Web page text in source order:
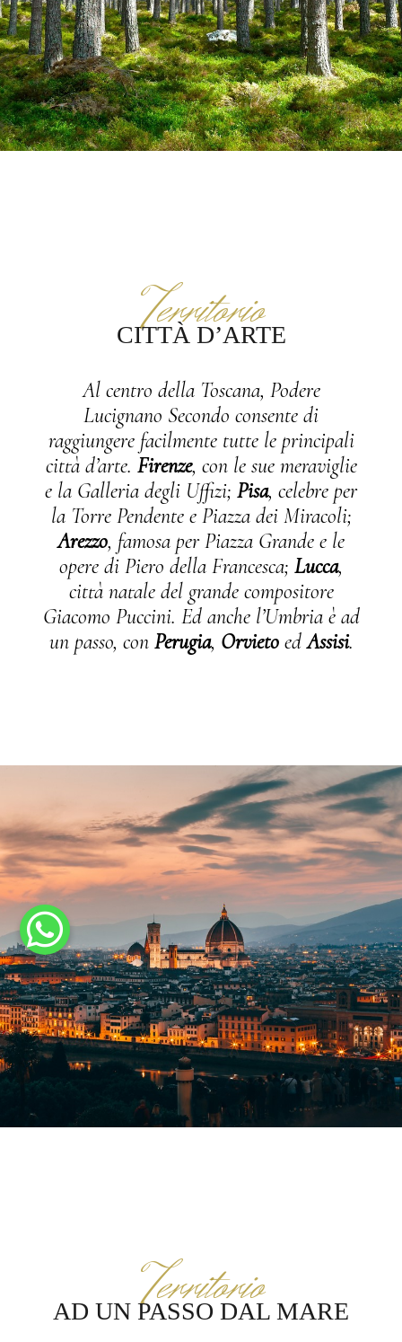
Territorio
CITTÀ D’ARTE
Al centro della Toscana, Podere
Lucignano Secondo consente di
raggiungere facilmente tutte le principali
città d’arte. Firenze, con le sue meraviglie
e la Galleria degli Uffizi; Pisa, celebre per
la Torre Pendentee Piazza dei Miracoli;
Arezzo, famosa perPiazza Grande e le
opere di Piero della Francesca; Lucca,
città natale del grande compositore
Giacomo Puccini. Ed anche l’Umbria è ad
un passo, con Perugia, OrvietoedAssisi.
Territorio
AD UN PASSO DAL MARE